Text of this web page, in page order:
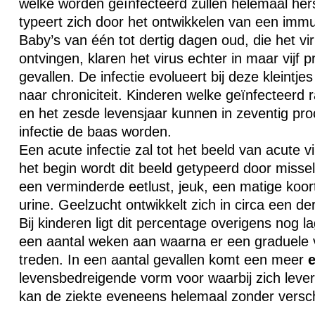
welke worden geïnfecteerd zullen helemaal
typeert zich door het ontwikkelen van een
Baby’s van één tot dertig dagen oud, die het
ontvingen, klaren het virus echter in maar vijf
gevallen. De infectie evolueert bij deze
naar chroniciteit. Kinderen welke geïnfecteerd
en het zesde levensjaar kunnen in zeventig
infectie de baas worden.
Een acute infectie zal tot het beeld van acute
het begin wordt dit beeld getypeerd door
een verminderde eetlust, jeuk, een matige
urine. Geelzucht ontwikkelt zich in circa een
Bij kinderen ligt dit percentage overigens nog
een aantal weken aan waarna er een graduele
treden. In een aantal gevallen komt een meer
levensbedreigende vorm voor waarbij zich
kan de ziekte eveneens helemaal zonder